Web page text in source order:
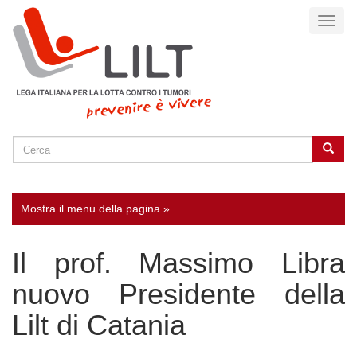
contenuto
principale
SEARCH Cerca
Mostra il menu della pagina »
Il prof. Massimo Libra
nuovo Presidente della
Lilt di Catania